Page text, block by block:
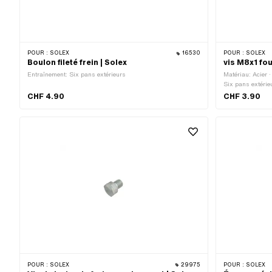
POUR : SOLEX 16530
Boulon fileté frein | Solex
Entraînement: Six pans extérieurs
CHF 4.90
POUR : SOLEX
vis M8x1
Matériau: Acier
Six pans
serrage: 13 mm
CHF 3.90
POUR : SOLEX 29975 POUR : SOLEX